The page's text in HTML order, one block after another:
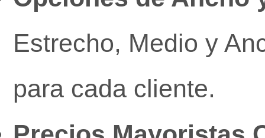
Estrecho, Medio y
para cada cliente.